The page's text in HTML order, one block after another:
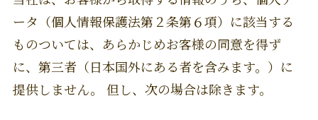
ータ（個人情報保護法第２条第６項）に該当する
ものついては、あらかじめお客様の同意を得ず
に、第三者（日本国外にある者を含みます。）に
提供しません。 但し、次の場合は除きます。